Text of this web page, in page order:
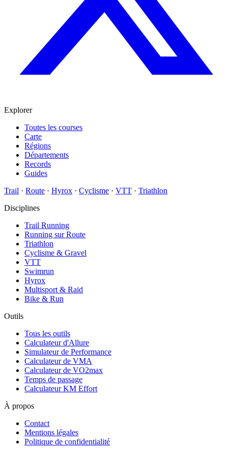
Explorer
Toutes les courses
Carte
Régions
Départements
Records
Guides
Trail · Route · Hyrox · Cyclisme · VTT · Triathlon
Disciplines
Trail Running
Running sur Route
Triathlon
Cyclisme & Gravel
VTT
Swimrun
Hyrox
Multisport & Raid
Bike & Run
Outils
Tous les outils
Calculateur d'Allure
Simulateur de Performance
Calculateur de VMA
Calculateur de VO2max
Temps de passage
Calculateur KM Effort
À propos
Contact
Mentions légales
Politique de confidentialité